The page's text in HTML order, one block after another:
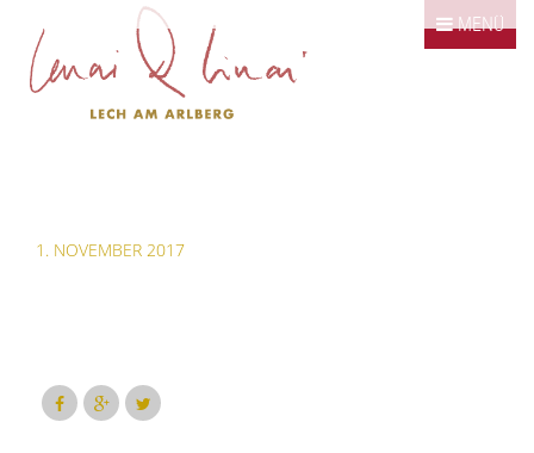
Springe zum Inhalt MENÜ
Klassiker
Kombinationen
Bildergalerie
1. NOVEMBER 2017